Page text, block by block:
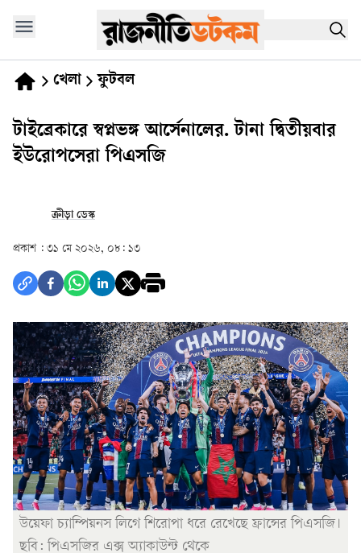
খেলা ফুটবল
টাইব্রেকারে স্বপ্নভঙ্গ আর্সেনালের. টানা দ্বিতীয়বার
ইউরোপসেরা পিএসজি
ক্রীড়া ডেস্ক
প্রকাশ : ৩১ মে ২০২৬, ০৮: ১৩
উয়েফা চ্যাম্পিয়নস লিগে শিরোপা ধরে রেখেছে ফ্রান্সের পিএসজি।
ছবি: পিএসজির এক্স অ্যাকাউন্ট থেকে